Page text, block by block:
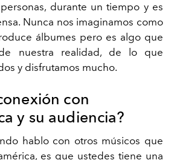
durante un tiempo y es
Nunca nos imaginamos como
álbumes pero es algo que
nuestra realidad, de lo que
y disfrutamos mucho.
con
y su audiencia?
hablo con otros músicos que
es que ustedes tiene una